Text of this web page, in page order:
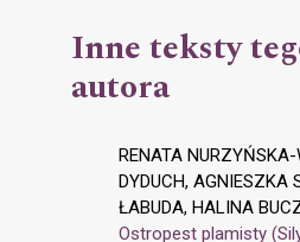
Inne teksty
autora
RENATA
DYDUCH, AGNIESZKA
ŁABUDA, HALINA
Ostropest plamisty